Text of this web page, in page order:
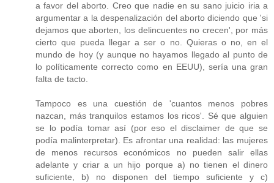
a favor del aborto. Creo que nadie en su sano juicio iria a
argumentar a la despenalización del aborto diciendo que 'si
dejamos que aborten, los delincuentes no crecen', por más
cierto que pueda llegar a ser o no. Quieras o no, en el
mundo de hoy (y aunque no hayamos llegado al punto de
lo políticamente correcto como en EEUU), sería una gran
falta de tacto.
Tampoco es una cuestión de 'cuantos menos pobres
nazcan, más tranquilos estamos los ricos'. Sé que alguien
se lo podía tomar así (por eso el disclaimer de que se
podía malinterpretar). Es afrontar una realidad: las mujeres
de menos recursos económicos no pueden salir ellas
adelante y criar a un hijo porque a) no tienen el dinero
suficiente, b) no disponen del tiempo suficiente y c)